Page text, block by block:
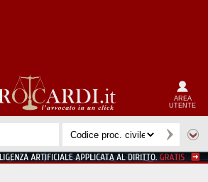
AREA
UTENTE